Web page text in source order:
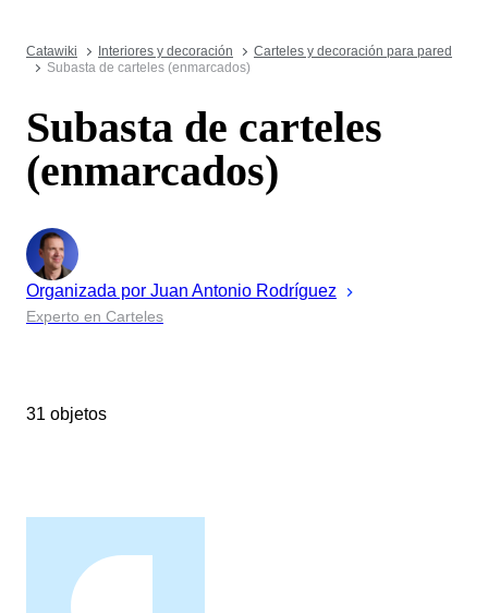
Catawiki Interiores y decoración
Carteles y decoración para pared
Subasta de carteles (enmarcados)
Subasta de carteles
(enmarcados)
Organizada por Juan Antonio Rodríguez
Experto en Carteles
31 objetos